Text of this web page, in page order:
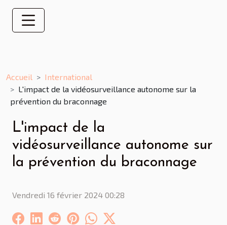
Accueil
International
L'impact de la vidéosurveillance autonome sur la
prévention du braconnage
L'impact de la
vidéosurveillance autonome sur
la prévention du braconnage
Vendredi 16 février 2024 00:28